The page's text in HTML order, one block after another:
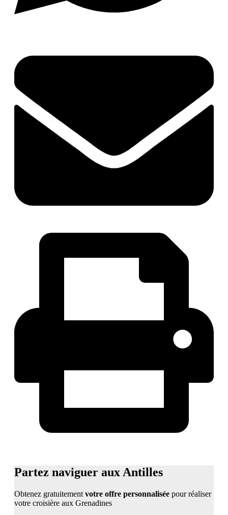
Partez naviguer aux Antilles
Obtenez gratuitement votre offre personnalisée pour réaliser
votre croisière aux Grenadines